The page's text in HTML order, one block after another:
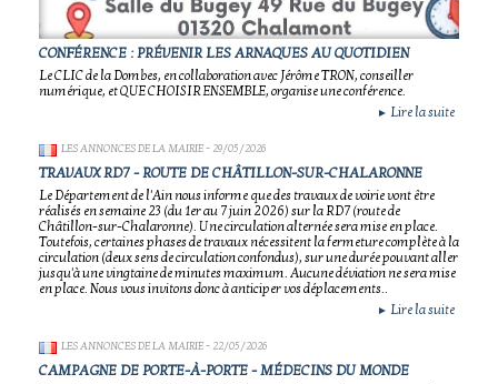
CONFÉRENCE : PRÉVENIR LES ARNAQUES AU QUOTIDIEN
Le CLIC de la Dombes, en collaboration avec Jérôme TRON, conseiller
numérique, et QUE CHOISIR ENSEMBLE, organise une conférence.
► Lire la suite
LES ANNONCES DE LA MAIRIE- 29/05/2026
TRAVAUX RD7 - ROUTE DE CHÂTILLON-SUR-CHALARONNE
Le Département de l'Ain nous informe que des travaux de voirie vont être
réalisés en semaine 23 (du 1er au 7 juin 2026) sur la RD7 (route de
Châtillon-sur-Chalaronne). Une circulation alternée sera mise en place.
Toutefois, certaines phases de travaux nécessitent la fermeture complète à la
circulation (deux sens de circulation confondus), sur une durée pouvant aller
jusqu'à une vingtaine de minutes maximum. Aucune déviation ne sera mise
en place. Nous vous invitons donc à anticiper vos déplacements..
► Lire la suite
LES ANNONCES DE LA MAIRIE- 22/05/2026
CAMPAGNE DE PORTE-À-PORTE - MÉDECINS DU MONDE